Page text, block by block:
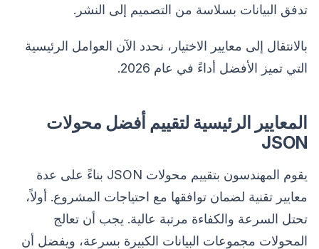
تدفق البيانات بسلاسة من التصميم إلى النشر.
بالانتقال إلى معايير الاختيار، نحدد الآن العوامل الرئيسية
التي تميز الأفضل أداءً في عام 2026.
المعايير الرئيسية لتقييم أفضل محولات
JSON
يقوم المهندسون بتقييم محولات JSON بناءً على عدة
معايير تقنية لضمان توافقها مع احتياجات المشروع. أولاً،
تحتل السرعة والكفاءة مرتبة عالية. يجب أن تعالج
المحولات مجموعات البيانات الكبيرة بسرعة، ويفضل أن